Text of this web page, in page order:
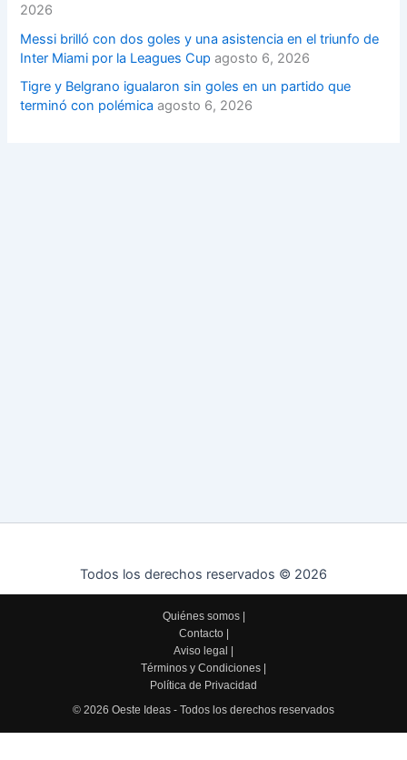
2026
Messi brilló con dos goles y una asistencia en el triunfo de
Inter Miami por la Leagues Cup agosto 6, 2026
Tigre y Belgrano igualaron sin goles en un partido que
terminó con polémica agosto 6, 2026
Todos los derechos reservados © 2026
Quiénes somos|
Contacto|
Aviso legal
Términos y Condiciones
Política de Privacidad
© 2026 Oeste Ideas - Todos los derechos reservados